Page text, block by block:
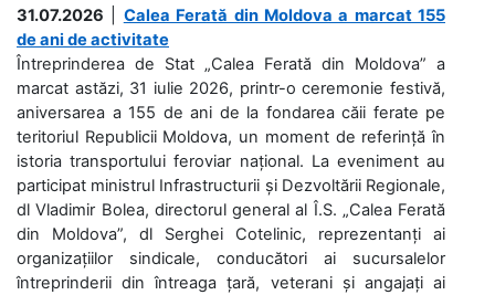
31.07.2026
Calea Ferată din Moldova a marcat 155
de ani de activitate
Întreprinderea de Stat „Calea Ferată din Moldova” a
marcat astăzi, 31 iulie 2026, printr-o ceremonie festivă,
aniversarea a 155 de ani de la fondarea căii ferate pe
teritoriul Republicii Moldova, un moment de referință în
istoria transportului feroviar național. La eveniment au
participat ministrul Infrastructurii și Dezvoltării Regionale,
dl Vladimir Bolea, directorul general al Î.S. „Calea Ferată
din Moldova”, dl Serghei Cotelinic, reprezentanți ai
organizațiilor sindicale, conducători ai sucursalelor
întreprinderii din întreaga țară, veterani și angajați ai